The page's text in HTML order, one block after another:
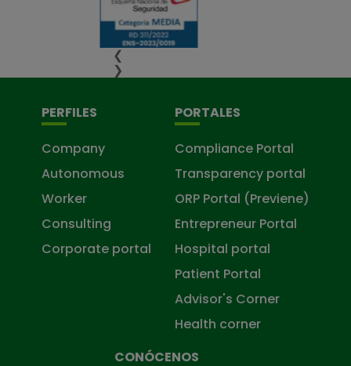
❮
❯
PERFILES
Company
Autonomous
Worker
Consulting
Corporate portal
PORTALES
Compliance Portal
Transparency portal
ORP Portal (Previene)
Entrepreneur Portal
Hospital portal
Patient Portal
Advisor's Corner
Health corner
CONÓCENOS